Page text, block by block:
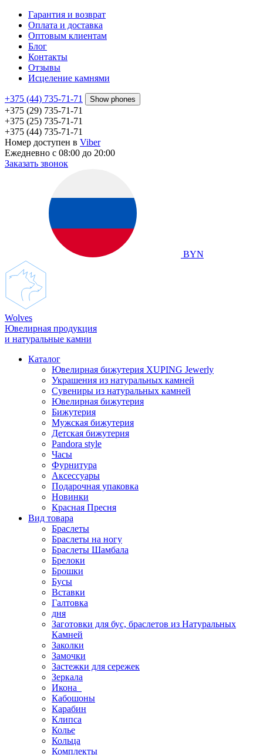
Гарантия и возврат
Оплата и доставка
Оптовым клиентам
Блог
Контакты
Отзывы
Исцеление камнями
+375 (44) 735-71-71 Show phones
+375 (29) 735-71-71
+375 (25) 735-71-71
+375 (44) 735-71-71
Номер доступен в Viber
Ежедневно с 08:00 до 20:00
Заказать звонок
BYN
Wolves
Ювелирная продукция
и натуральные камни
Каталог
Ювелирная бижутерия XUPING Jewerly
Украшения из натуральных камней
Сувениры из натуральных камней
Ювелирная бижутерия
Бижутерия
Мужская бижутерия
Детская бижутерия
Pandora style
Часы
Фурнитура
Аксеcсуары
Подарочная упаковка
Новинки
Красная Пресня
Вид товара
Браслеты
Браслеты на ногу
Браслеты Шамбала
Брелоки
Брошки
Бусы
Вставки
Галтовка
дня
Заготовки для бус, браслетов из Натуральных
Камней
Заколки
Замочки
Застежки для сережек
Зеркала
Икона
Кабошоны
Карабин
Клипса
Колье
Кольца
Комплекты